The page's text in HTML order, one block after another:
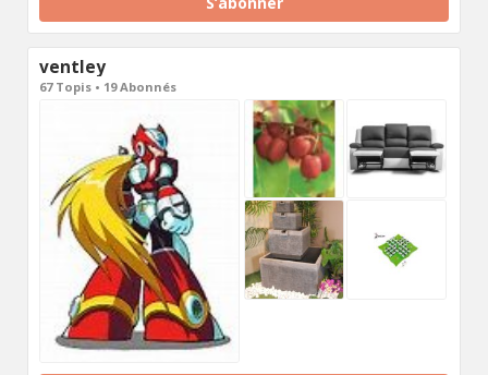
ventley
67 Topis • 19 Abonnés